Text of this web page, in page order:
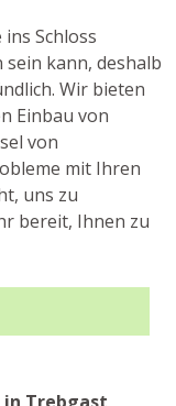
Schloss
kann, deshalb
Wir bieten
Einbau von
von
mit Ihren
uns zu
bereit, Ihnen zu